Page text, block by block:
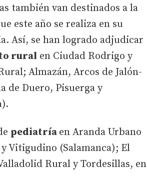
también van destinados a la
este año se realiza en su
Así, se han logrado adjudicar
rural en Ciudad Rodrigo y
Almazán, Arcos de Jalón-
de Duero, Pisuerga y
pediatría en Aranda Urbano
Vitigudino (Salamanca); El
Rural y Tordesillas, en